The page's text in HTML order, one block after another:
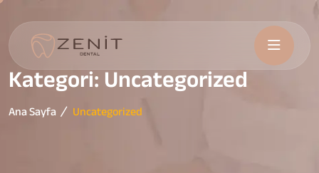
Kategori: Uncategorized
Ana Sayfa Uncategorized